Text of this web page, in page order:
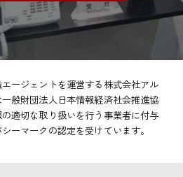
ージェントを運営する株式会社アル
般財団法人日本情報経済社会推進協
適切な取り扱いを行う事業者に付与
ーマークの認定を受けています。